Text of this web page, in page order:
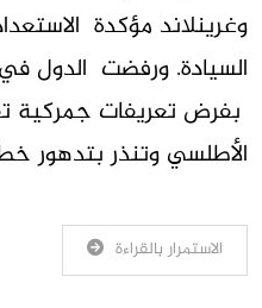
وغرينلاند مؤكدة
السيادة. ورفضت الدول في
بفرض تعريفات جمركية
الأطلسي وتنذر بتدهور
الاستمرار بالقراءة